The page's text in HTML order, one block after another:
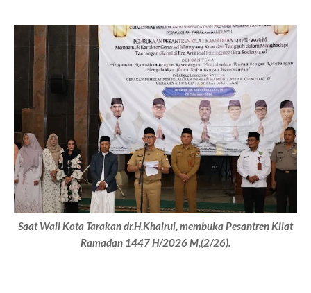
Saat Wali Kota Tarakan dr.H.Khairul, membuka Pesantren Kilat
Ramadan 1447 H/2026 M,(2/26).